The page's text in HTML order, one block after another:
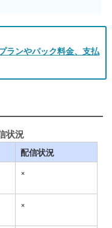
ランやパック料金、支払
状況
配信状況
×
×